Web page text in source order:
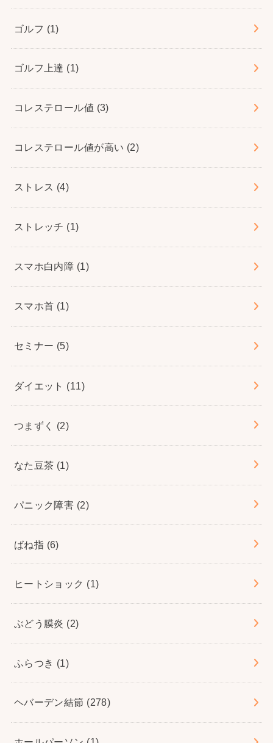
ゴルフ (1)
ゴルフ上達 (1)
コレステロール値 (3)
コレステロール値が高い (2)
ストレス (4)
ストレッチ (1)
スマホ白内障 (1)
スマホ首 (1)
セミナー (5)
ダイエット (11)
つまずく (2)
なた豆茶 (1)
パニック障害 (2)
ばね指 (6)
ヒートショック (1)
ぶどう膜炎 (2)
ふらつき (1)
ヘバーデン結節 (278)